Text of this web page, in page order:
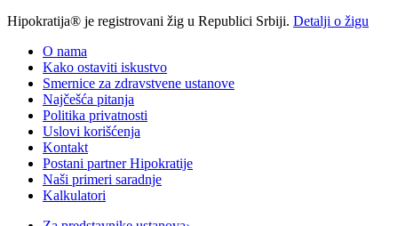
Hipokratija® je registrovani žig u Republici Srbiji. Detalji o žigu
O nama
Kako ostaviti iskustvo
Smernice za zdravstvene ustanove
Najčešća pitanja
Politika privatnosti
Uslovi korišćenja
Kontakt
Postani partner Hipokratije
Naši primeri saradnje
Kalkulatori